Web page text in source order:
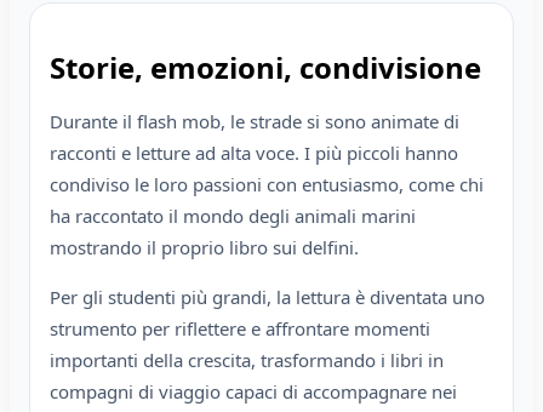
Storie, emozioni, condivisione
Durante il flash mob, le strade si sono animate di
racconti e letture ad alta voce. I più piccoli hanno
condiviso le loro passioni con entusiasmo, come chi
ha raccontato il mondo degli animali marini
mostrando il proprio libro sui delfini.
Per gli studenti più grandi, la lettura è diventata uno
strumento per riflettere e affrontare momenti
importanti della crescita, trasformando i libri in
compagni di viaggio capaci di accompagnare nei